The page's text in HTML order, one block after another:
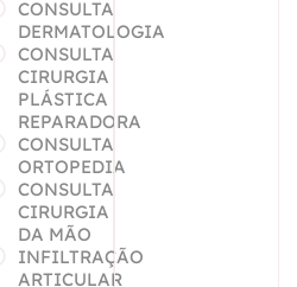
CONSULTA
DERMATOLOGIA
CONSULTA
CIRURGIA
PLÁSTICA
REPARADORA
CONSULTA
ORTOPEDIA
CONSULTA
CIRURGIA
DA MÃO
INFILTRAÇÃO
ARTICULAR